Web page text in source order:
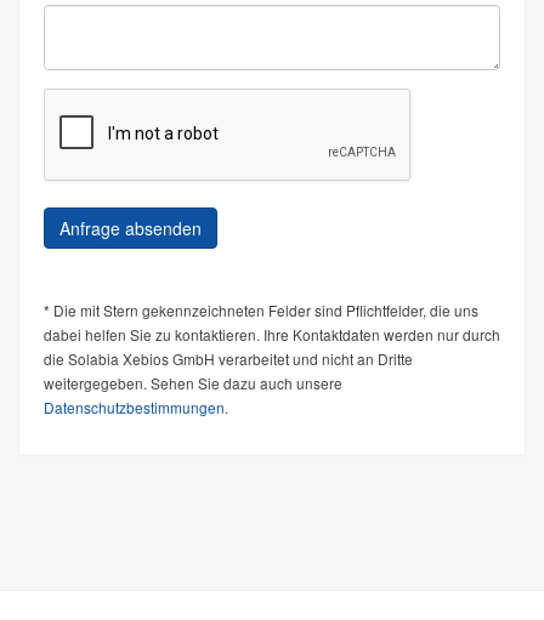
* Die mit Stern gekennzeichneten Felder sind Pflichtfelder, die uns
dabei helfen Sie zu kontaktieren. Ihre Kontaktdaten werden nur durch
die Solabia Xebios GmbH verarbeitet und nicht an Dritte
weitergegeben. Sehen Sie dazu auch unsere
Datenschutzbestimmungen.